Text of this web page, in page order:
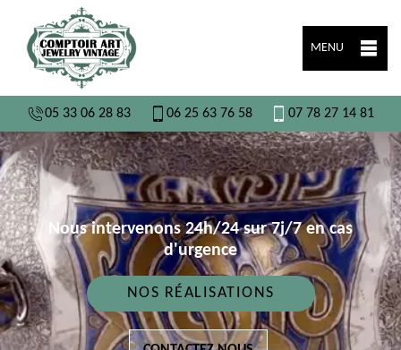
MENU
05 33 06 28 83 06 25 63 76 58 07 78 27 14 81
Nous intervenons 24h/24 sur 7j/7 en cas
d'urgence
NOS RÉALISATIONS